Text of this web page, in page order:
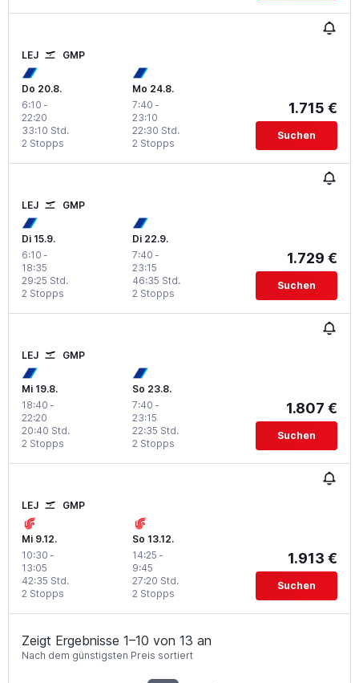
LEJ GMP
Do 20.8.
6:10 -
22:20
2 Stopps
33:10 Std.
Mo 24.8.
7:40 -
23:10
2 Stopps
22:30 Std.
1.715 €
Suchen
LEJ GMP
Di 15.9.
6:10 -
18:35
2 Stopps
29:25 Std.
Di 22.9.
7:40 -
23:15
2 Stopps
46:35 Std.
1.729 €
Suchen
LEJ GMP
Mi 19.8.
18:40 -
22:20
2 Stopps
20:40 Std.
So 23.8.
7:40 -
23:15
2 Stopps
22:35 Std.
1.807 €
Suchen
LEJ GMP
Mi 9.12.
10:30 -
13:05
2 Stopps
42:35 Std.
So 13.12.
14:25 -
9:45
2 Stopps
27:20 Std.
1.913 €
Suchen
Zeigt Ergebnisse 1–10 von 13 an
Nach dem günstigsten Preis sortiert